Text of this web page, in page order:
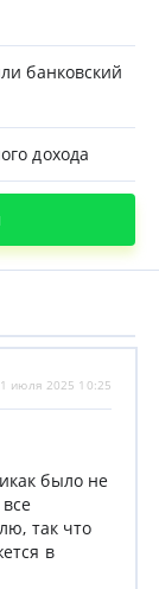
банковский
дохода
1 июля 2025 10:25
было не
так что
в